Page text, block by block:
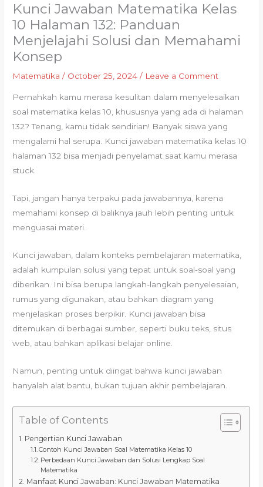
Kunci Jawaban Matematika Kelas
10 Halaman 132: Panduan
Menjelajahi Solusi dan Memahami
Konsep
Matematika / October 25, 2024/ Leave a Comment
Pernahkah kamu merasa kesulitan dalam menyelesaikan
soal matematika kelas 10, khususnya yang ada di halaman
132? Tenang, kamu tidak sendirian! Banyak siswa yang
mengalami hal serupa. Kunci jawaban matematika kelas 10
halaman 132 bisa menjadi penyelamat saat kamu merasa
stuck.
Tapi, jangan hanya terpaku pada jawabannya, karena
memahami konsep di baliknya jauh lebih penting untuk
menguasai materi.
Kunci jawaban, dalam konteks pembelajaran matematika,
adalah kumpulan solusi yang tepat untuk soal-soal yang
diberikan. Ini bisa berupa langkah-langkah penyelesaian,
rumus yang digunakan, atau bahkan diagram yang
menjelaskan proses berpikir. Kunci jawaban bisa
ditemukan di berbagai sumber, seperti buku teks, situs
web, atau bahkan aplikasi belajar online.
Namun, penting untuk diingat bahwa kunci jawaban
hanyalah alat bantu, bukan tujuan akhir pembelajaran.
Table of Contents
Pengertian Kunci Jawaban
Contoh Kunci Jawaban Soal Matematika Kelas 10
Perbedaan Kunci Jawaban dan Solusi Lengkap Soal
Matematika
Manfaat Kunci Jawaban: Kunci Jawaban Matematika